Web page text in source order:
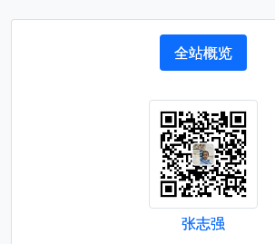
全站概览
张志强